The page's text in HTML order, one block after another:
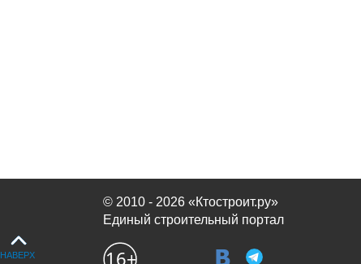
© 2010 - 2026 «Ктостроит.ру»
Единый строительный портал
НАВЕРХ